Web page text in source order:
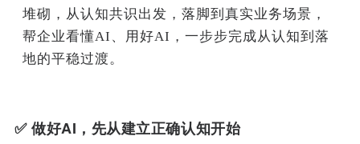
堆砌，从认知共识出发，落脚到真实业务场景，
帮企业看懂AI、用好AI，一步步完成从认知到落
地的平稳过渡。
✅做好AI，先从建立正确认知开始